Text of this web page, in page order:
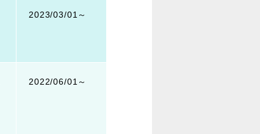
2023/03/01～
2022/06/01～